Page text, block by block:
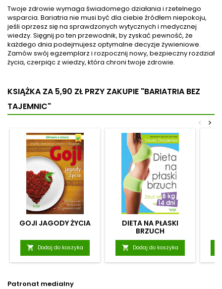
Twoje zdrowie wymaga świadomego działania i rzetelnego
wsparcia. Bariatria nie musi być dla ciebie źródłem niepokoju,
jeśli oprzesz się na sprawdzonych wytycznych i medycznej
wiedzy. Sięgnij po ten przewodnik, by zyskać pewność, że
każdego dnia podejmujesz optymalne decyzje żywieniowe.
Zamów swój egzemplarz i rozpocznij nowy, bezpieczny rozdział
życia, czerpiąc z wiedzy, która chroni twoje zdrowie.
KSIĄŻKA ZA 5,90 ZŁPRZY ZAKUPIE "BARIATRIA BEZ
TAJEMNIC"
>
<
GOJI JAGODY ŻYCIA
 Dodaj do koszyka
DIETA NA PŁASKI
BRZUCH
 Dodaj do koszyka
Patronat medialny